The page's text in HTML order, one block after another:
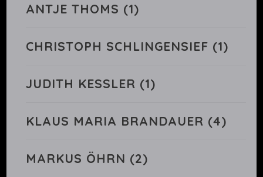
ANTJE THOMS (1)
CHRISTOPH SCHLINGENSIEF (1)
JUDITH KESSLER (1)
KLAUS MARIA BRANDAUER (4)
MARKUS ÖHRN (2)